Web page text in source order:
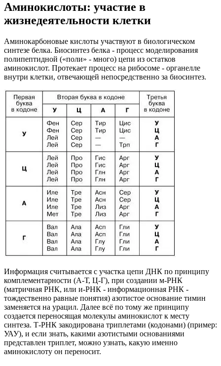
Аминокислоты: участие в
жизнедеятельности клетки
Аминокарбоновые кислоты участвуют в биологическом
синтезе белка. Биосинтез белка - процесс моделирования
полипептидной («поли» - много) цепи из остатков
аминокислот. Протекает процесс на рибосоме - органелле
внутри клетки, отвечающей непосредственно за биосинтез.
Информация считывается с участка цепи ДНК по принципу
комплементарности (А-Т, Ц-Г), при создании м-РНК
(матричная РНК, или и-РНК - информационная РНК -
тождественно равные понятия) азотистое основание тимин
заменяется на урацил. Далее всё по тому же принципу
создается переносящая молекулы аминокислот к месту
синтеза. Т-РНК закодирована триплетами (кодонами) (пример:
УАУ), и если знать, какими азотистыми основаниями
представлен триплет, можно узнать, какую именно
аминокислоту он переносит.